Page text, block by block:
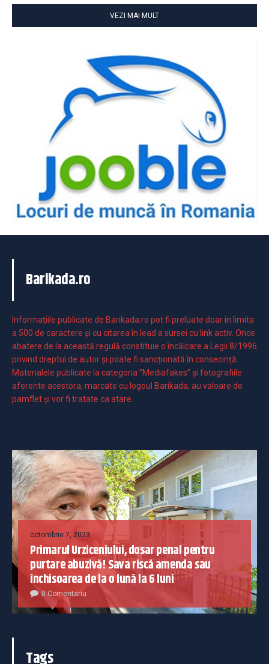
VEZI MAI MULT
Barikada.ro
Informaţiile publicate de Barikada.ro pot fi preluate doar în limita
a 500 de caractere şi cu citarea în lead a sursei cu link activ. Orice
abatere de la această regulă constituie o încălcare a Legii 8/1996
privind dreptul de autor și poate fi sancționată în consecință.
Materialele publicate la categoria ”Mediafakes” și fotografiile
aferente acestora, marcate cu logoul Barikada, au valoare de
pamflet și vor fi tratate ca atare.
octombrie 7, 2023
Primarul Urziceniului, dosar penal pentru
purtare abuzivă! Sava riscă amenda sau
închisoarea de la o lună la 6 luni
0 Comentariu
Tags